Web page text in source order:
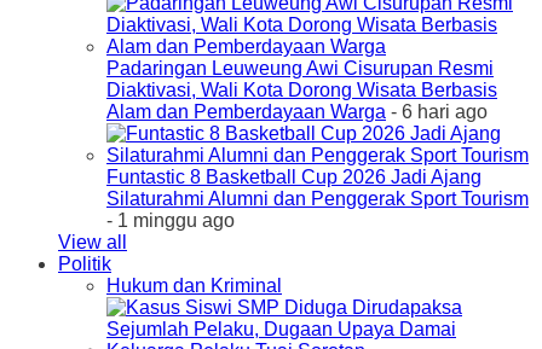
Padaringan Leuweung Awi Cisurupan Resmi
Diaktivasi, Wali Kota Dorong Wisata Berbasis
Alam dan Pemberdayaan Warga - 6 hari ago
Funtastic 8 Basketball Cup 2026 Jadi Ajang
Silaturahmi Alumni dan Penggerak Sport Tourism
- 1 minggu ago
View all
Politik
Hukum dan Kriminal